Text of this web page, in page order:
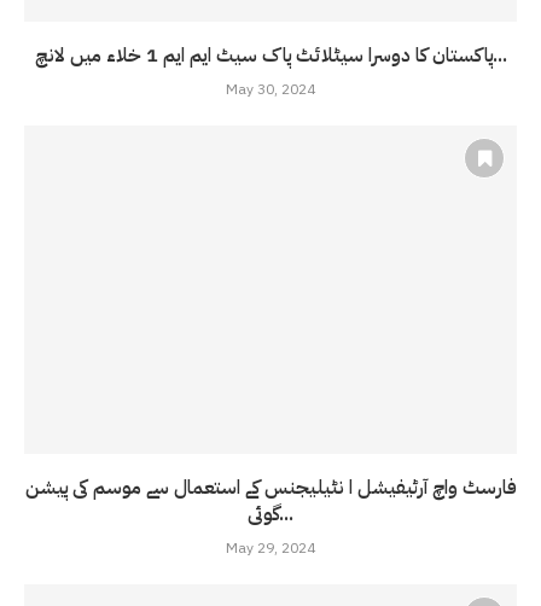
پاکستان کا دوسرا سیٹلائٹ پاک سیٹ ایم ایم 1 خلاء میں لانچ...
May 30, 2024
فارسٹ واچ آرٹیفیشل ا نٹیلیجنس کے استعمال سے موسم کی پیشن
گوئی...
May 29, 2024